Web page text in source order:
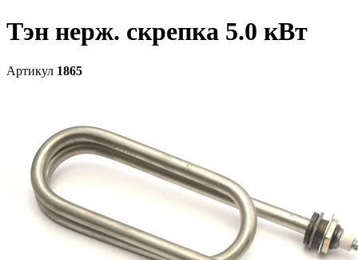
Тэн нерж. скрепка 5.0 кВт
Артикул 1865